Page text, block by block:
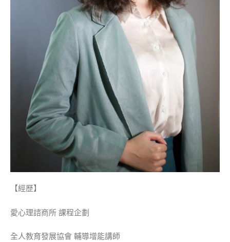
【經歷】
愛心理諮商所 課程企劃
全人教育發展協會 輔導增能講師